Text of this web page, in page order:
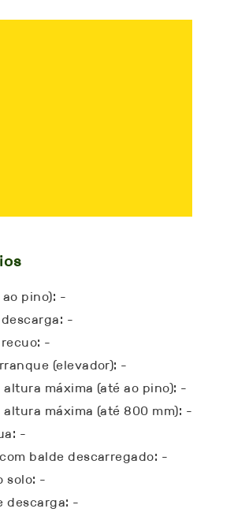
pino): -
-
-
(elevador): -
altura máxima (até ao pino): -
altura máxima (até 800 mm): -
-
balde descarregado: -
solo: -
descarga: -